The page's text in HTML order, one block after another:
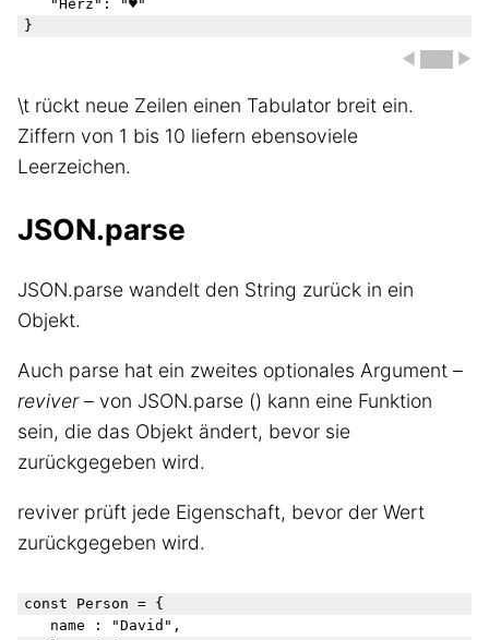
◀ ███ ▶
\t rückt neue Zeilen einen Tabulator breit ein.
Ziffern von 1 bis 10 liefern ebensoviele
Leerzeichen.
JSON.parse
JSON.parse wandelt den String zurück in ein
Objekt.
Auch parse hat ein zweites optionales Argument –
reviver– von JSON.parse () kann eine Funktion
sein, die das Objekt ändert, bevor sie
zurückgegeben wird.
reviver prüft jede Eigenschaft, bevor der Wert
zurückgegeben wird.
const Person = {